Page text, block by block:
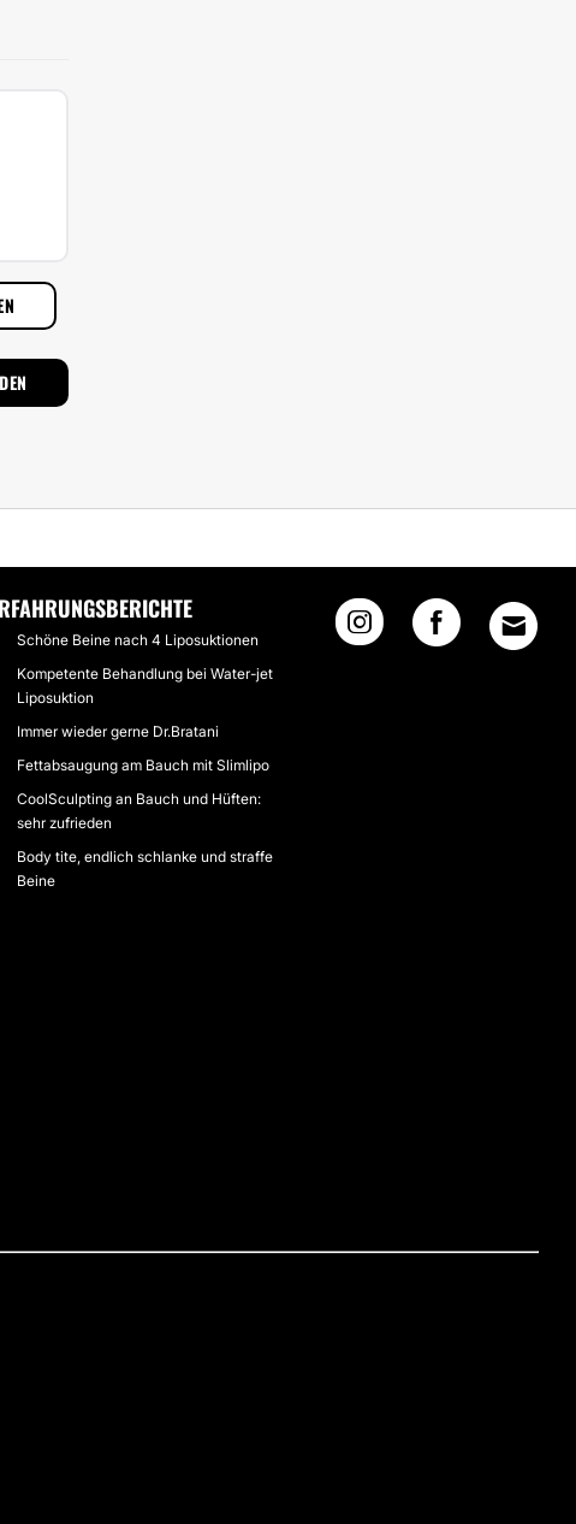
Schöne Beine nach 4 Liposuktionen
Kompetente Behandlung bei Water-jet
Liposuktion
Immer wieder gerne Dr.Bratani
Fettabsaugung am Bauch mit Slimlipo
CoolSculpting an Bauch und Hüften:
sehr zufrieden
Body tite, endlich schlanke und straffe
Beine